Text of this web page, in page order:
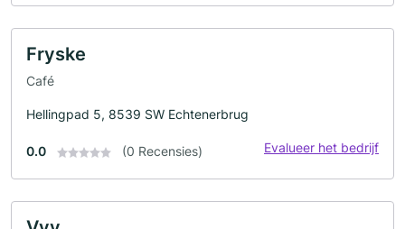
Fryske
Café
Hellingpad 5, 8539 SW Echtenerbrug
0.0 (0 Recensies) Evalueer het bedrijf